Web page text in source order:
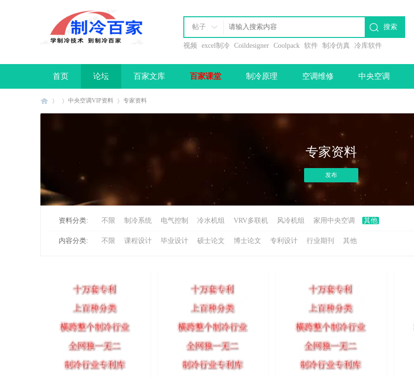
帖子 搜索
视频 excel制冷 Coildesigner Coolpack 软件 制冷仿真 冷库软件
首页 论坛 百家文库 百家课堂 制冷原理 空调维修 中央空调
办理会员中央空调VIP资料 专家资料
专家资料
发布
资料分类: 不限 制冷系统 电气控制 冷水机组 VRV多联机 风冷机组 家用中央空调 其他
内容分类: 不限 课程设计 毕业设计 硕士论文 博士论文 专利设计 行业期刊 其他